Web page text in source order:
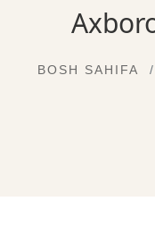
BOSH SAHIFA